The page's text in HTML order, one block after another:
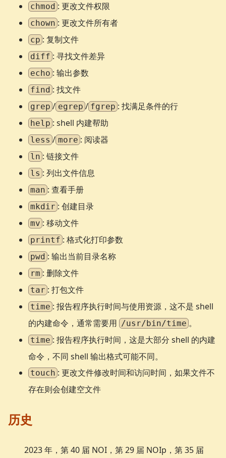
chmod : 更改文件权限
chown : 更改文件所有者
cp : 复制文件
diff : 寻找文件差异
echo : 输出参数
find : 找文件
grep / egrep / fgrep : 找满足条件的行
help : shell 内建帮助
less / more : 阅读器
ln : 链接文件
ls : 列出文件信息
man : 查看手册
mkdir : 创建目录
mv : 移动文件
printf : 格式化打印参数
pwd : 输出当前目录名称
rm : 删除文件
tar : 打包文件
time : 报告程序执行时间与使用资源，这不是 shell
的内建命令，通常需要用 /usr/bin/time 。
time : 报告程序执行时间，这是大部分 shell 的内建
命令，不同 shell 输出格式可能不同。
touch : 更改文件修改时间和访问时间，如果文件不
存在则会创建空文件
历史
2023 年，第 40 届 NOI，第 29 届 NOIp，第 35 届